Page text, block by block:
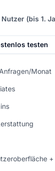
(bis 1.
testen
Monat
+